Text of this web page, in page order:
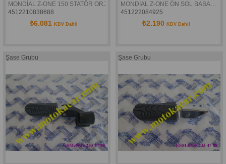
MONDİAL Z-ONE 150 STATÖR ORJİNAL
4512210838688
₺6.081 KDV Dahil
MONDİAL Z-ONE ÖN SOL BASAMAK KOMPLE ORJİNAL
451222084925
₺2.190 KDV Dahil
Şase Grubu Şase Grubu